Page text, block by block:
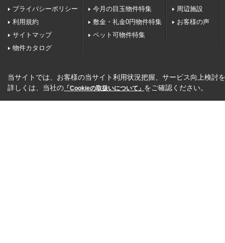
プライバシーポリシー
利用規約
サイトマップ
物件カタログ
今月の目玉物件特集
敷金・礼金0円物件特集
ペット可物件特集
周辺施設
お客様の声
当サイトでは、お客様の当サイト利用状況把握、サービス向上検討
詳しくは、当社の 「Cookieの取扱いについて」 をご確認ください。